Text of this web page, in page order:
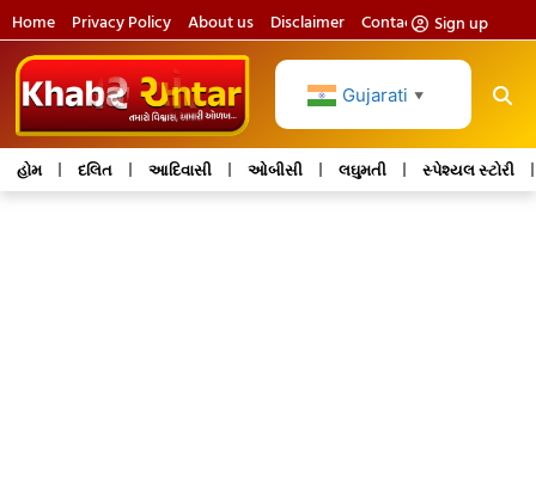
Home Privacy Policy About us Disclaimer Contact usSign up
Gujarati ▼
હોમ દલિત આદિવાસી ઓબીસી લઘુમતી સ્પેશ્યલ સ્ટોરી